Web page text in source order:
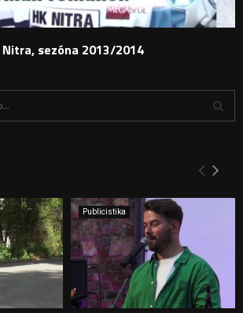
Nitra, sezóna 2013/2014
Y
H
D
Publicistika